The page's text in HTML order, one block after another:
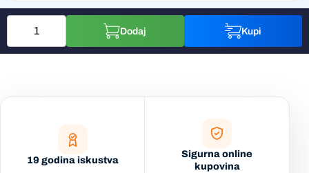
Dodaj Kupi
19 godina iskustva
Sigurna online
kupovina